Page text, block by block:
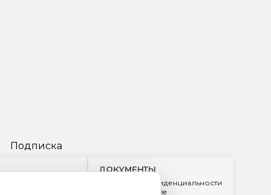
Подписка
ДОКУМЕНТЫ
Политика конфиденциальности
Обработка cookie